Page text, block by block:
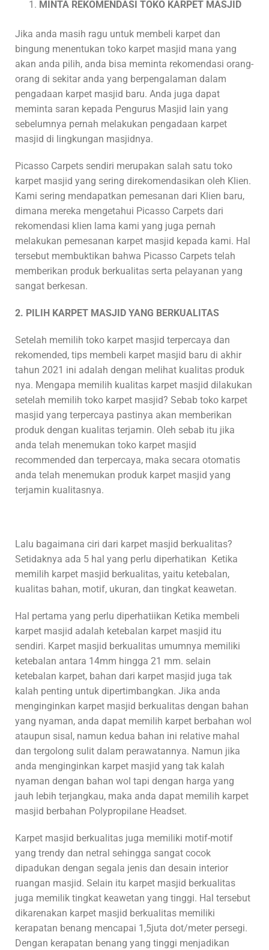
MINTA REKOMENDASI TOKO KARPET MASJID
Jika anda masih ragu untuk membeli karpet dan
bingung menentukan toko karpet masjid mana yang
akan anda pilih, anda bisa meminta rekomendasi orang-
orang di sekitar anda yang berpengalaman dalam
pengadaan karpet masjid baru. Anda juga dapat
meminta saran kepada Pengurus Masjid lain yang
sebelumnya pernah melakukan pengadaan karpet
masjid di lingkungan masjidnya.
Picasso Carpets sendiri merupakan salah satu toko
karpet masjid yang sering direkomendasikan oleh Klien.
Kami sering mendapatkan pemesanan dari Klien baru,
dimana mereka mengetahui Picasso Carpets dari
rekomendasi klien lama kami yang juga pernah
melakukan pemesanan karpet masjid kepada kami. Hal
tersebut membuktikan bahwa Picasso Carpets telah
memberikan produk berkualitas serta pelayanan yang
sangat berkesan.
2. PILIH KARPET MASJID YANG BERKUALITAS
Setelah memilih toko karpet masjid terpercaya dan
rekomended, tips membeli karpet masjid baru di akhir
tahun 2021 ini adalah dengan melihat kualitas produk
nya. Mengapa memilih kualitas karpet masjid dilakukan
setelah memilih toko karpet masjid? Sebab toko karpet
masjid yang terpercaya pastinya akan memberikan
produk dengan kualitas terjamin. Oleh sebab itu jika
anda telah menemukan toko karpet masjid
recommended dan terpercaya, maka secara otomatis
anda telah menemukan produk karpet masjid yang
terjamin kualitasnya.
Lalu bagaimana ciri dari karpet masjid berkualitas?
Setidaknya ada 5 hal yang perlu diperhatikan Ketika
memilih karpet masjid berkualitas, yaitu ketebalan,
kualitas bahan, motif, ukuran, dan tingkat keawetan.
Hal pertama yang perlu diperhatiikan Ketika membeli
karpet masjid adalah ketebalan karpet masjid itu
sendiri. Karpet masjid berkualitas umumnya memiliki
ketebalan antara 14mm hingga 21 mm. selain
ketebalan karpet, bahan dari karpet masjid juga tak
kalah penting untuk dipertimbangkan. Jika anda
menginginkan karpet masjid berkualitas dengan bahan
yang nyaman, anda dapat memilih karpet berbahan wol
ataupun sisal, namun kedua bahan ini relative mahal
dan tergolong sulit dalam perawatannya. Namun jika
anda menginginkan karpet masjid yang tak kalah
nyaman dengan bahan wol tapi dengan harga yang
jauh lebih terjangkau, maka anda dapat memilih karpet
masjid berbahan Polypropilane Headset.
Karpet masjid berkualitas juga memiliki motif-motif
yang trendy dan netral sehingga sangat cocok
dipadukan dengan segala jenis dan desain interior
ruangan masjid. Selain itu karpet masjid berkualitas
juga memilik tingkat keawetan yang tinggi. Hal tersebut
dikarenakan karpet masjid berkualitas memiliki
kerapatan benang mencapai 1,5juta dot/meter persegi.
Dengan kerapatan benang yang tinggi menjadikan